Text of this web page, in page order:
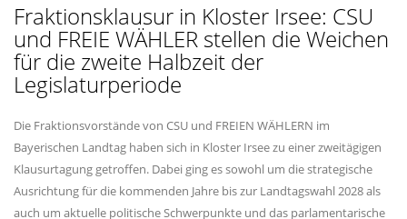
Fraktionsklausur in Kloster Irsee: CSU
und FREIE WÄHLER stellen die Weichen
für die zweite Halbzeit der
Legislaturperiode
Die Fraktionsvorstände von CSU und FREIEN WÄHLERN im
Bayerischen Landtag haben sich in Kloster Irsee zu einer zweitägigen
Klausurtagung getroffen. Dabei ging es sowohl um die strategische
Ausrichtung für die kommenden Jahre bis zur Landtagswahl 2028 als
auch um aktuelle politische Schwerpunkte und das parlamentarische